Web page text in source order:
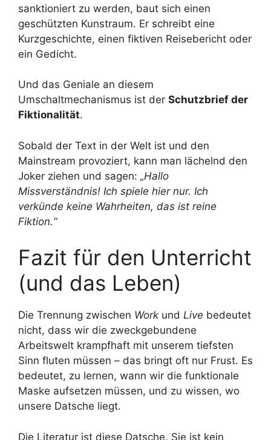
sanktioniert zu werden, baut sich einen
geschützten Kunstraum. Er schreibt eine
Kurzgeschichte, einen fiktiven Reisebericht oder
ein Gedicht.
Und das Geniale an diesem
Umschaltmechanismus ist der Schutzbrief der
Fiktionalität.
Sobald der Text in der Welt ist und den
Mainstream provoziert, kann man lächelnd den
Joker ziehen und sagen: „Hallo
Missverständnis! Ich spiele hier nur. Ich
verkünde keine Wahrheiten, das ist reine
Fiktion.“
Fazit für den Unterricht
(und das Leben)
Die Trennung zwischen Work und Live bedeutet
nicht, dass wir die zweckgebundene
Arbeitswelt krampfhaft mit unserem tiefsten
Sinn fluten müssen – das bringt oft nur Frust. Es
bedeutet, zu lernen, wann wir die funktionale
Maske aufsetzen müssen, und zu wissen, wo
unsere Datsche liegt.
Die Literatur ist diese Datsche. Sie ist kein